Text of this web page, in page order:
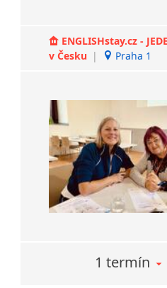
ENGLISHstay.cz -
v Česku | Praha 1
1 termín